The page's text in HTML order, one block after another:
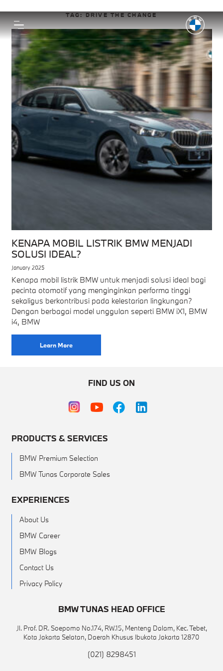
TAG:DRIVE THE CHANGE
KENAPA MOBIL LISTRIK BMW MENJADI
SOLUSI IDEAL?
January 2025
Kenapa mobil listrik BMW untuk menjadi solusi ideal bagi
pecinta otomotif yang menginginkan performa tinggi
sekaligus berkontribusi pada kelestarian lingkungan?
Dengan berbagai model unggulan seperti BMW iX1, BMW
i4, BMW
Learn More
FIND US ON
PRODUCTS & SERVICES
BMW Premium Selection
BMW Tunas Corporate Sales
EXPERIENCES
About Us
BMW Career
BMW Blogs
Contact Us
Privacy Policy
BMW TUNAS HEAD OFFICE
Jl. Prof. DR. Soepomo No.174, RW.15, Menteng Dalam, Kec. Tebet,
Kota Jakarta Selatan, Daerah Khusus Ibukota Jakarta 12870
(021) 8298451